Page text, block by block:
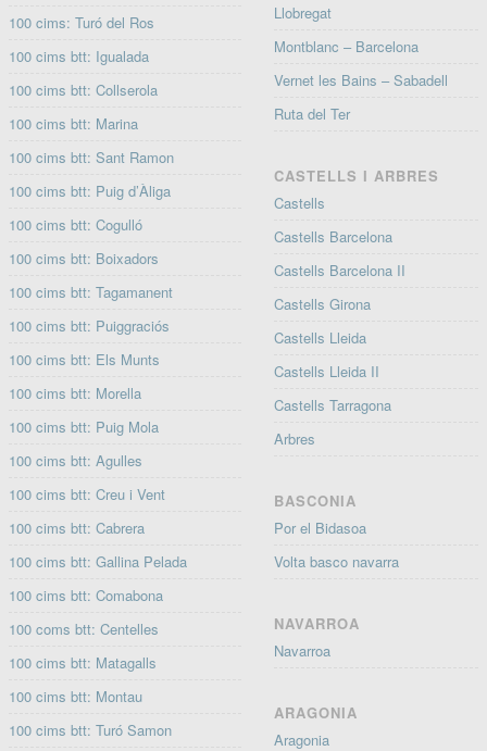
100 cims: Turó del Ros
100 cims btt: Igualada
100 cims btt: Collserola
100 cims btt: Marina
100 cims btt: Sant Ramon
100 cims btt: Puig d’Àliga
100 cims btt: Cogulló
100 cims btt: Boixadors
100 cims btt: Tagamanent
100 cims btt: Puiggraciós
100 cims btt: Els Munts
100 cims btt: Morella
100 cims btt: Puig Mola
100 cims btt: Agulles
100 cims btt: Creu i Vent
100 cims btt: Cabrera
100 cims btt: Gallina Pelada
100 cims btt: Comabona
100 coms btt: Centelles
100 cims btt: Matagalls
100 cims btt: Montau
100 cims btt: Turó Samon
Llobregat
Montblanc – Barcelona
Vernet les Bains – Sabadell
Ruta del Ter
CASTELLS I ARBRES
Castells
Castells Barcelona
Castells Barcelona II
Castells Girona
Castells Lleida
Castells Lleida II
Castells Tarragona
Arbres
BASCONIA
Por el Bidasoa
Volta basco navarra
NAVARROA
Navarroa
ARAGONIA
Aragonia